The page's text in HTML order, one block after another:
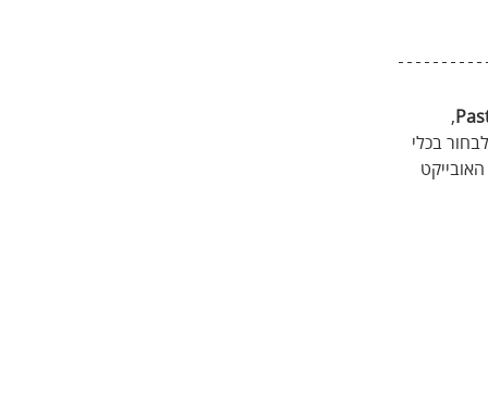
,
בכלי